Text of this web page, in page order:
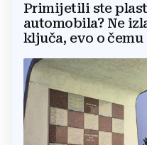
Primijetili ste
automobila? Ne
ključa, evo o čemu